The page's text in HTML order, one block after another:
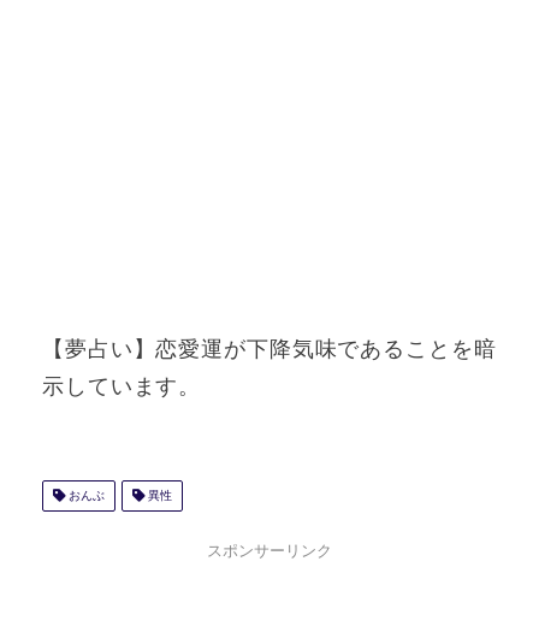
【夢占い】恋愛運が下降気味であることを暗
示しています。
おんぶ 異性
スポンサーリンク